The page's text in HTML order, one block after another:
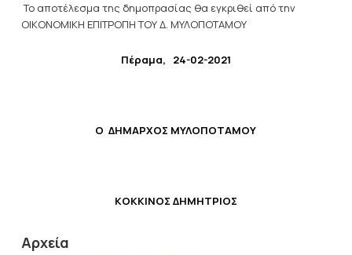
Το αποτέλεσμα της δημοπρασίας θα εγκριθεί από την
ΟΙΚΟΝΟΜΙΚΗ ΕΠΙΤΡΟΠΗ ΤΟΥ Δ. ΜΥΛΟΠΟΤΑΜΟΥ
Πέραμα, 24-02-2021
Ο ΔΗΜΑΡΧΟΣ ΜΥΛΟΠΟΤΑΜΟΥ
ΚΟΚΚΙΝΟΣ ΔΗΜΗΤΡΙΟΣ
Αρχεία